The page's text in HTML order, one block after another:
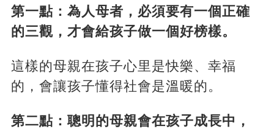
第一點：為人母者，必須要有一個正確
的三觀，才會給孩子做一個好榜樣。
這樣的母親在孩子心里是快樂、幸福
的，會讓孩子懂得社會是溫暖的。
第二點：聰明的母親會在孩子成長中，